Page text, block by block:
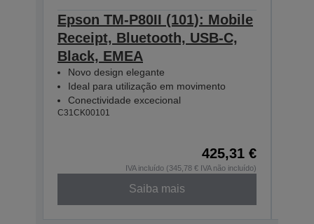
Epson TM-P80II (101): Mobile
Receipt, Bluetooth, USB-C,
Black, EMEA
Novo design elegante
Ideal para utilização em movimento
Conectividade excecional
C31CK00101
425,31 €
IVA incluído (345,78 € IVA não incluído)
Saiba mais